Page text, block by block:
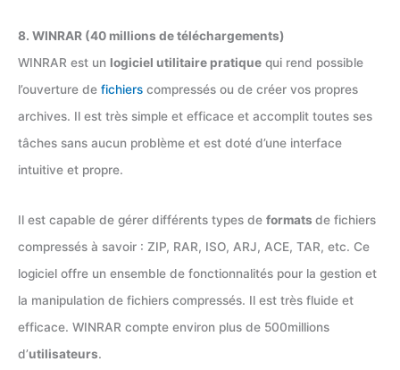
8. WINRAR (40 millions de téléchargements)
WINRAR est un logiciel utilitaire pratique qui rend possible
l’ouverture de fichiers compressés ou de créer vos propres
archives. Il est très simple et efficace et accomplit toutes ses
tâches sans aucun problème et est doté d’une interface
intuitive et propre.
Il est capable de gérer différents types de formats de fichiers
compressés à savoir : ZIP, RAR, ISO, ARJ, ACE, TAR, etc. Ce
logiciel offre un ensemble de fonctionnalités pour la gestion et
la manipulation de fichiers compressés. Il est très fluide et
efficace. WINRAR compte environ plus de 500millions
d’utilisateurs.